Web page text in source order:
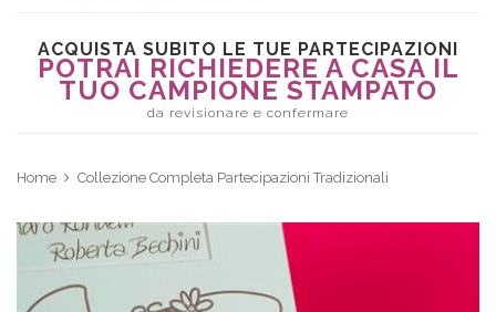
ACQUISTA SUBITO LE TUE PARTECIPAZIONI
POTRAI RICHIEDERE A CASA IL
TUO CAMPIONE STAMPATO
da revisionare e confermare
Home Collezione Completa Partecipazioni Tradizionali